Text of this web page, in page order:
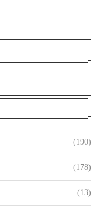
(190)
(178)
(13)